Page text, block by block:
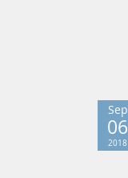
Sep
06
2018